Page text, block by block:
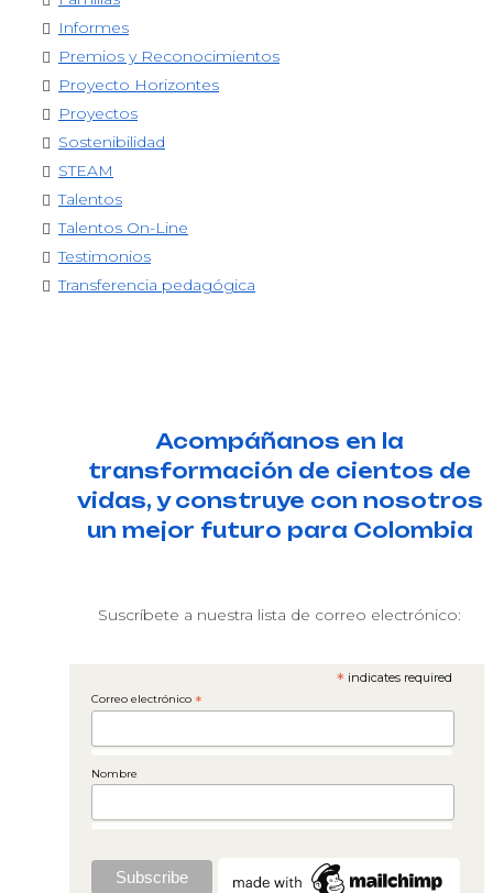
Informes
Premios y Reconocimientos
Proyecto Horizontes
Proyectos
Sostenibilidad
STEAM
Talentos
Talentos On-Line
Testimonios
Transferencia pedagógica
Acompáñanos en la
transformación de cientos de
vidas, y construye con nosotros
un mejor futuro para Colombia
Suscríbete a nuestra lista de correo electrónico:
* indicates required
Correo electrónico *
Nombre